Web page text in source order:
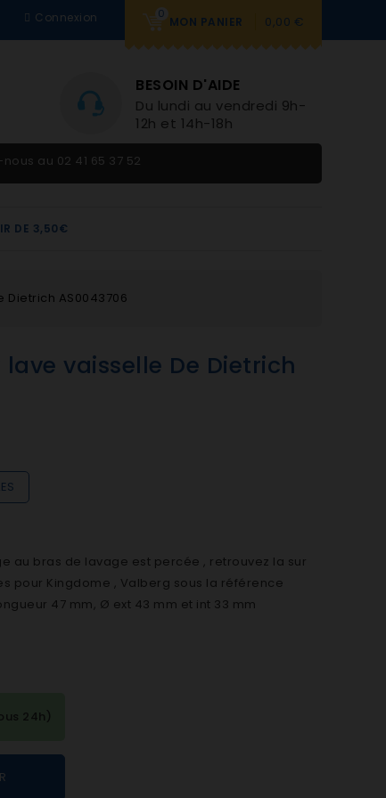
0
MON PANIER 0,00 €
Connexion
BESOIN D'AIDE
Du lundi au vendredi 9h-
12h et 14h-18h
au 02 41 65 37 52
DE 3,50€
AS0043706
vaisselle De Dietrich
au bras de lavage est percée , retrouvez la sur
pour Kingdome , Valberg sous la référence
47 mm, Ø ext 43 mm et int 33 mm
24h)